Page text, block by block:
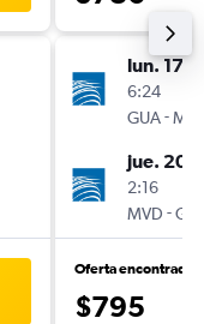
lun. 17/
6:24
GUA-
jue. 20/
2:16
MVD -
Oferta encontrada
$795